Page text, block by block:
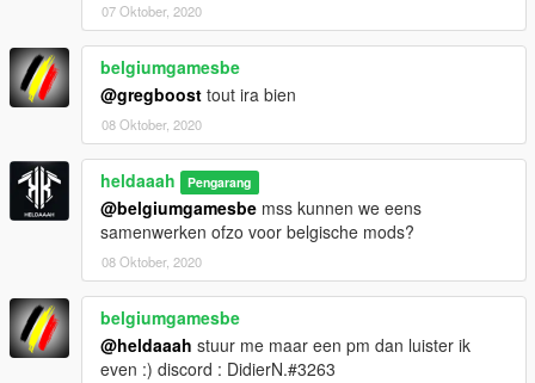
07 Oktober, 2020
belgiumgamesbe
@gregboost tout ira bien
08 Oktober, 2020
heldaaah Pengarang
@belgiumgamesbe mss kunnen we eens
samenwerken ofzo voor belgische mods?
08 Oktober, 2020
belgiumgamesbe
@heldaaah stuur me maar een pm dan luister ik
even :) discord : DidierN.#3263